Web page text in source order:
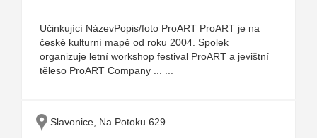
Učinkující NázevPopis/foto ProART ProART je na
české kulturní mapě od roku 2004. Spolek
organizuje letní workshop festival ProART a jevištní
těleso ProART Company ...
Slavonice, Na Potoku 629